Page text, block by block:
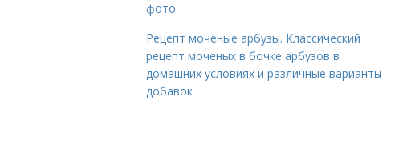
фото
Рецепт моченые арбузы. Классический
рецепт моченых в бочке арбузов в
домашних условиях и различные варианты
добавок